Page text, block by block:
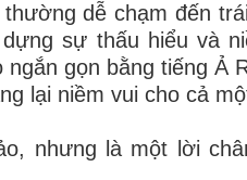
dễ chạm đến
sự thấu hiểu và
gọn bằng tiếng Ả
lại niềm vui cho cả
nhưng là một lời